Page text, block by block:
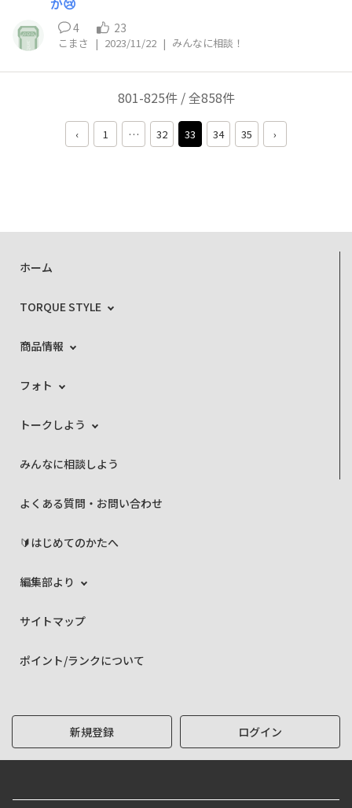
4 23
こまさ | 2023/11/22 | みんなに相談！
801-825件 / 全858件
‹ 1 … 32 33 34 35 ›
ホーム
TORQUE STYLE
商品情報
フォト
トークしよう
みんなに相談しよう
よくある質問・お問い合わせ
🔰はじめてのかたへ
編集部より
サイトマップ
ポイント/ランクについて
新規登録 ログイン